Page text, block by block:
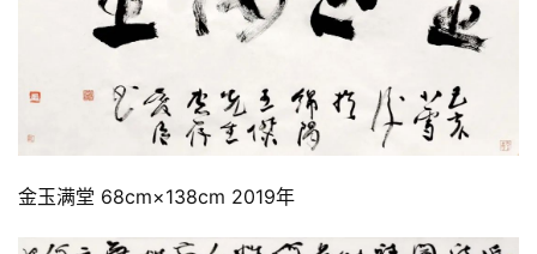
金玉满堂 68cm×138cm 2019年